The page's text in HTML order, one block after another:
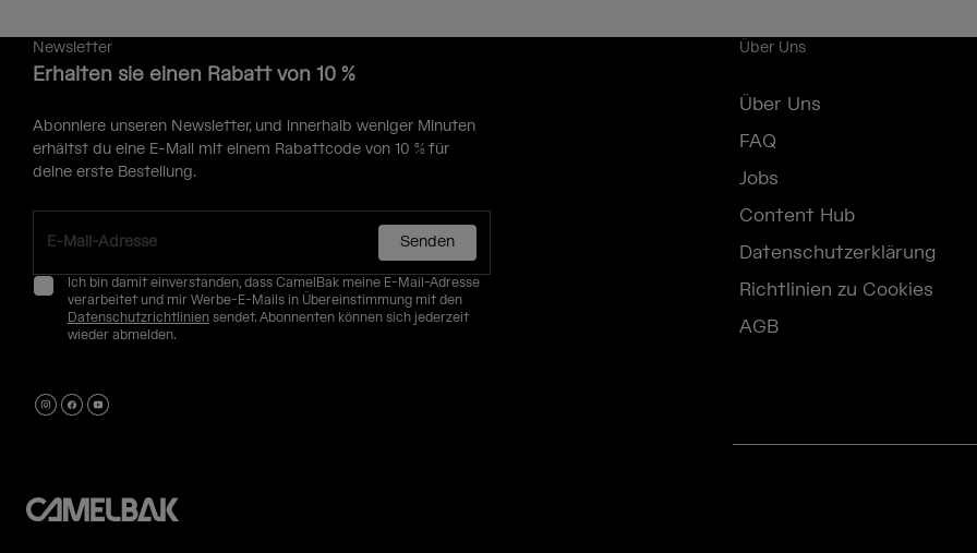
Newsletter
Erhalten sie einen Rabatt von 10 %
Abonniere unseren Newsletter, und innerhalb weniger Minuten
erhältst du eine E-Mail mit einem Rabattcode von 10 % für
deine erste Bestellung.
Senden
Ich bin damit einverstanden, dass CamelBak meine E-Mail-Adresse
verarbeitet und mir Werbe-E-Mails in Übereinstimmung mit den
Datenschutzrichtlinien sendet. Abonnenten können sich jederzeit
wieder abmelden.
Über Uns
Über Uns
FAQ
Jobs
Content Hub
Datenschutzerklärung
Richtlinien zu Cookies
AGB